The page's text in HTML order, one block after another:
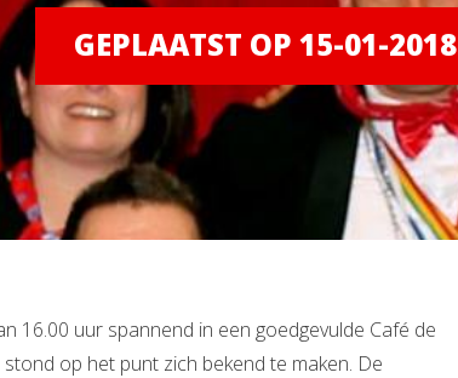
GEPLAATST OP 15-01-2018
16.00 uur spannend in een goedgevulde Café de
op het punt zich bekend te maken. De